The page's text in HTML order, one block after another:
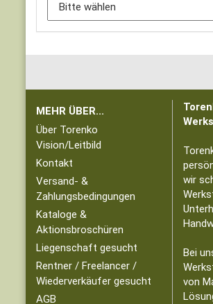
MEHR ÜBER...
Über Torenko
Vision/Leitbild
Kontakt
Versand- &
Zahlungsbedingungen
Kataloge &
Aktionsbroschüren
Liegenschaft gesucht
Rentner / Freelancer /
Wiederverkäufer gesucht
AGB
wir
Bei
von